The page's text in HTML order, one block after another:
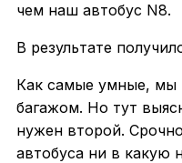
чем наш автобус N8.
В результате
Как самые умные, мы
багажом. Но тут
нужен второй.
автобуса ни в какую